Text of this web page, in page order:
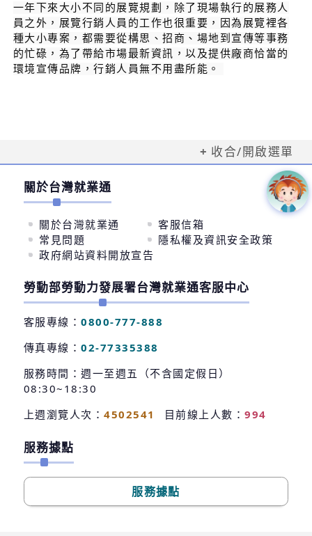
一年下來大小不同的展覽規劃，除了現場執行的展務人
員之外，展覽行銷人員的工作也很重要，因為展覽裡各
種大小專案，都需要從構思、招商、場地到宣傳等事務
的忙碌，為了帶給市場最新資訊，以及提供廠商恰當的
環境宣傳品牌，行銷人員無不用盡所能。
收合/開啟選單
關於台灣就業通
關於台灣就業通
客服信箱
常見問題
隱私權及資訊安全政策
政府網站資料開放宣告
勞動部勞動力發展署台灣就業通客服中心
客服專線：0800-777-888
傳真專線：02-77335388
服務時間：週一至週五（不含國定假日）
08:30~18:30
上週瀏覽人次：4502541 目前線上人數：994
服務據點
服務據點